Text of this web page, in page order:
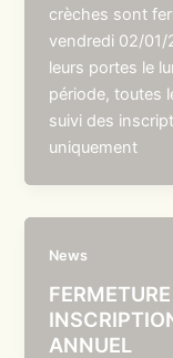
crèches sont
vendredi 02/
leurs portes le
période, toutes
suivi des
uniquement
News
ANNUEL